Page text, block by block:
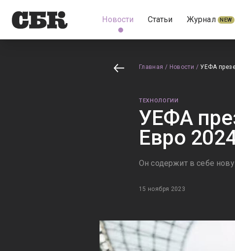
Новости Статьи Журнал NEW
Главная / Новости / УЕФА
ТЕХНОЛОГИИ
УЕФА
Евро
Он содержит в себе
15 ноября 2023